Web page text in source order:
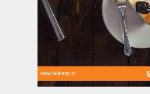
www.leuketip.nl